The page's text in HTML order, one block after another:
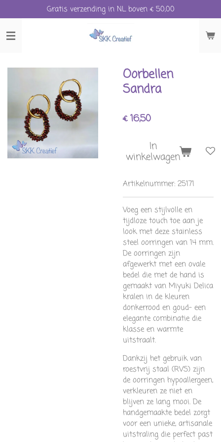
direct
naar
de
Gratis verzending in NL boven € 50,00
Oorbellen
Sandra
€ 16,50
In
winkelwagen
Artikelnummer: 25171
Voeg een stijlvolle en
tijdloze touch toe aan je
look met deze stainless
steel oorringen van 14 mm.
De oorringen zijn
afgewerkt met een ovale
bedel die met de hand is
gemaakt van Miyuki Delica
kralen in de kleuren
donkerrood en goud– een
elegante combinatie die
klasse en warmte
uitstraalt.
Dankzij het gebruik van
roestvrij staal (RVS) zijn
de oorringen hypoallergeen,
verkleuren ze niet en
blijven ze lang mooi. De
handgemaakte bedel zorgt
voor een unieke, artisanale
uitstraling die perfect past